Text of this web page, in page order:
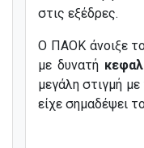
στις εξέδρες.
Ο ΠΑΟΚ άνοιξε
με δυνατή
μεγάλη στιγμή με
είχε σημαδέψει